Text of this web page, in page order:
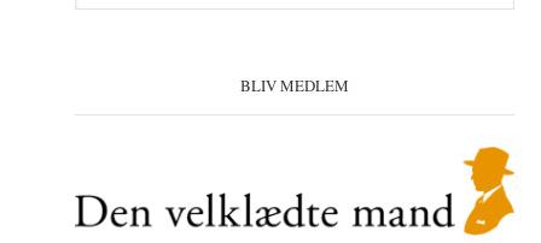
på
BLIV MEDLEM